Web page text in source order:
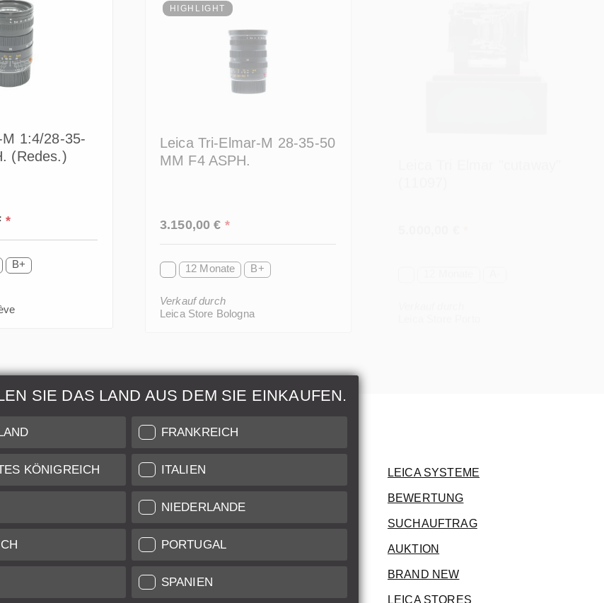
1:4/28-35-
(Redes.)
*
B+
Leica Tri-Elmar-M 28-35-50
MM F4 ASPH.
12 Monate B+
Leica Store Bologna
SIE DAS LAND AUS DEM SIE EINKAUFEN.
FRANKREICH
KÖNIGREICH ITALIEN
NIEDERLANDE
PORTUGAL
SPANIEN
Leica
Services auf
Weitere Informationen
Zustandsbeschreibung unserer Artikel
Versand & Zahlung
Garantie und Gewährleistung
Datenschutz
Newsletter
LEICA SYSTEME
BEWERTUNG
SUCHAUFTRAG
AUKTION
BRAND NEW
LEICA STORES